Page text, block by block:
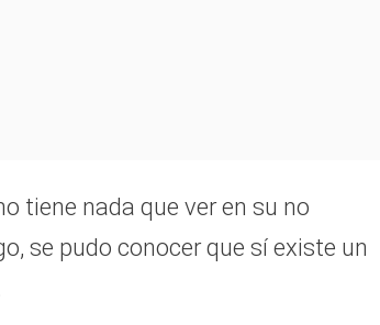
tiene nada que ver en su no
se pudo conocer que sí existe un